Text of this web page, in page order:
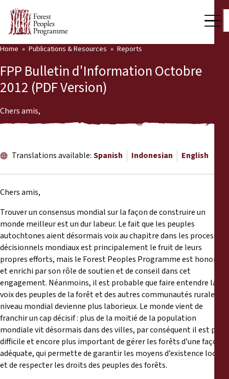
Who we are
Press Room
Support Us
Our Work
Community Voices
Latest News
Publications & Resources
Publications & Resources
Reports
Press Releases
Training Materials
Briefing Papers
Legal Submissions
Home Publications & Resources Reports
FPP Bulletin d'Information Octobre
2012 (PDF Version)
Chers amis,
Translations available: Spanish Indonesian English
Chers amis,
Trouver un consensus mondial sur la façon de construire un
monde meilleur est un dur labeur. Le fait que les peuples
autochtones aient désormais voix au chapitre dans les processus
décisionnels mondiaux est principalement le fruit de leurs
propres efforts, mais le Forest Peoples Programme est honoré
et enrichi par son rôle de soutien et de conseil dans cet
engagement. Néanmoins, il est probable que faire entendre la
voix des peuples de la forêt et des autres communautés rurales au
niveau mondial devienne plus laborieux. Le monde vient de
franchir un cap décisif : plus de la moitié de la population
mondiale vit désormais dans des villes, par conséquent il est plus
difficile et encore plus important de gérer les forêts d’une façon
adéquate, qui permette de garantir les moyens d’existence locaux
et de respecter les droits des peuples des forêts.